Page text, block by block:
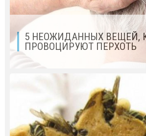
5 НЕОЖИДАННЫХ ВЕЩЕЙ,
ПРОВОЦИРУЮТ ПЕРХОТЬ